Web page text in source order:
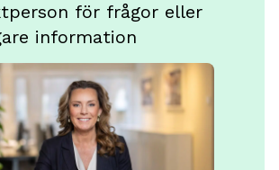
för frågor eller
information